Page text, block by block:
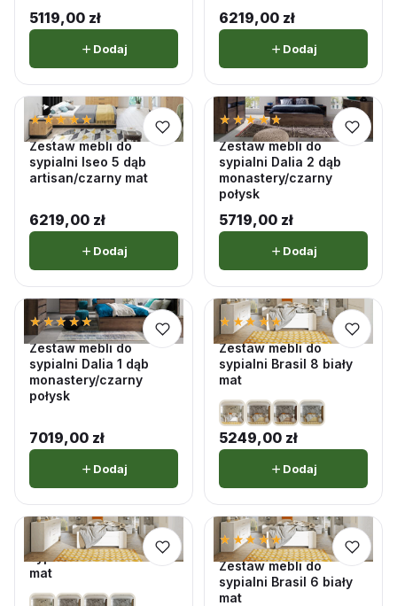
5119,00 zł
Dodaj
6219,00 zł
Dodaj
★★★★★
★★★★★5,0 · 5 opinii
Zestaw mebli do
sypialni Iseo 5 dąb
artisan/czarny mat
6219,00 zł
Dodaj
★★★★★
★★★★★ 4,7 · 3 opinii
Zestaw mebli do
sypialni Dalia 2 dąb
monastery/czarny
połysk
5719,00 zł
Dodaj
★★★★★
★★★★★5,0 · 5 opinii
Zestaw mebli do
sypialni Dalia 1 dąb
monastery/czarny
połysk
7019,00 zł
Dodaj
★★★★★
★★★★★5,0 · 1 opinii
Zestaw mebli do
sypialni Brasil 8 biały
mat
5249,00 zł
Dodaj
Zestaw mebli do
sypialni Brasil 7 biały
mat
★★★★★
★★★★★5,0 · 1 opinii
Zestaw mebli do
sypialni Brasil 6 biały
mat